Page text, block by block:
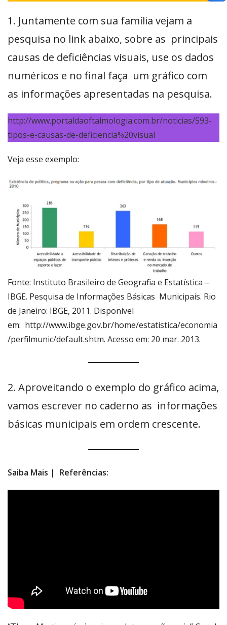
1. Juntamente com sua família vejam a
pesquisa no link abaixo, sobre as principais
causas de deficiências visuais, use os dados
numéricos e no final faça um gráfico com
as informações apresentadas na pesquisa.
http://www.portaldaoftalmologia.com.br/noticias/593-
tipos-e-causas-de-deficiencia%20visual
Veja esse exemplo:
Fonte: Instituto Brasileiro de Geografia e Estatística –
IBGE. Pesquisa de Informações Básicas Municipais. Rio
de Janeiro: IBGE, 2011. Disponível
em: http://www.ibge.gov.br/home/estatistica/economia
/perfilmunic/default.shtm. Acesso em: 20 mar. 2013.
2. Aproveitando o exemplo do gráfico acima,
vamos escrever no caderno as informações
básicas municipais em ordem crescente.
Saiba Mais | Referências: